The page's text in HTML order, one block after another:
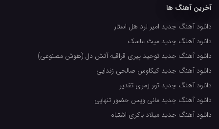
کاپیتان
مجید رضوی
رضا مرانلو
امیر عرفانی
رضا صادقی
سعید شمس
آخرین آهنگ ها
دانلود آهنگ جدید امیر لرد هل استار
دانلود آهنگ جدید میث ماسک
دانلود آهنگ جدید توحید پیری قراقیه آتش دل (هوش مصنوعی)
دانلود آهنگ جدید کیکاوس صالحی زندایی
دانلود آهنگ جدید تور زمری تقدیر
دانلود آهنگ جدید مانی ویس حضور تنهایی
دانلود آهنگ جدید میلاد باکری اشتباه